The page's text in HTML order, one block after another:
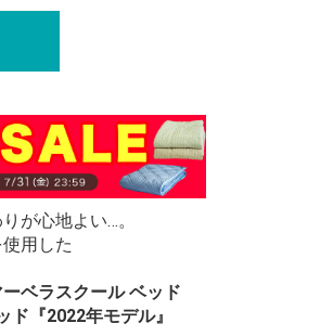
が心地よい…。
用した
ベラスクール ベッド
『2022年モデル』